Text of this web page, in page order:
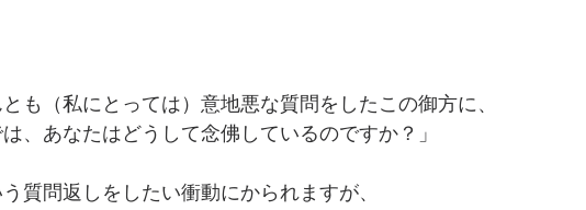
も（私にとっては）意地悪な質問をしたこの御方に、
は、あなたはどうして念佛しているのですか？」
う質問返しをしたい衝動にかられますが、